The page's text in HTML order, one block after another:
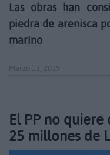
Las obras han
piedra de arenisca
marino
Marzo 13, 2019
El PP no
25 millones de